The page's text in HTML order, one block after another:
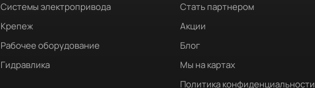
Системы электропривода
Крепеж
Рабочее оборудование
Гидравлика
Стать партнером
Акции
Блог
Мы на картах
Политика конфиденциальности